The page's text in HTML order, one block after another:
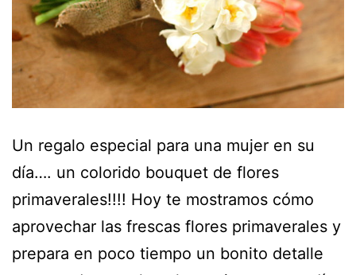
Un regalo especial para una mujer en su
día…. un colorido bouquet de flores
primaverales!!!! Hoy te mostramos cómo
aprovechar las frescas flores primaverales y
prepara en poco tiempo un bonito detalle